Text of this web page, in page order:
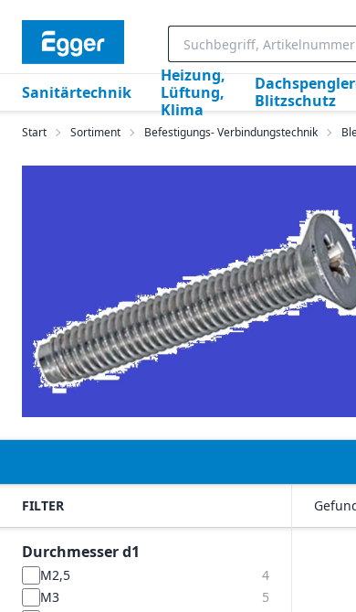
Sanitärtechnik
Heizung,
Lüftung,
Klima
Blitzschutz
Start Sortiment Befestigungs- Verbindungstechnik
FILTER
Durchmesser d1
M2,5
4
M3
5